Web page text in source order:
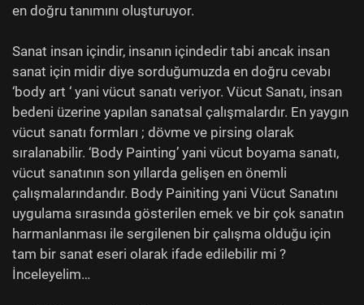
en doğru tanımını oluşturuyor.
Sanat insan içindir, insanın içindedir tabi ancak insan
sanat için midir diye sorduğumuzda en doğru cevabı
‘body art ‘ yani vücut sanatı veriyor. Vücut Sanatı, insan
bedeni üzerine yapılan sanatsal çalışmalardır. En yaygın
vücut sanatı formları ; dövme ve pirsing olarak
sıralanabilir. ‘Body Painting’ yani vücut boyama sanatı,
vücut sanatının son yıllarda gelişen en önemli
çalışmalarındandır. Body Painiting yani Vücut Sanatını
uygulama sırasında gösterilen emek ve bir çok sanatın
harmanlanması ile sergilenen bir çalışma olduğu için
tam bir sanat eseri olarak ifade edilebilir mi ?
İnceleyelim…